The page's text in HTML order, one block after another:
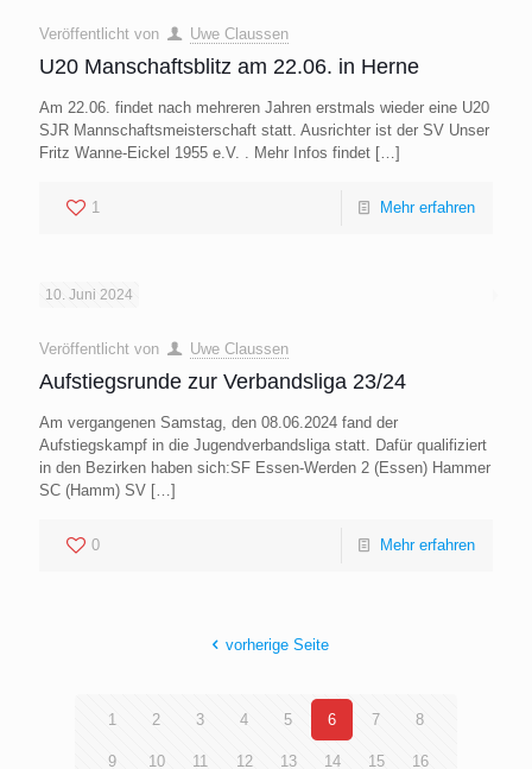
Veröffentlicht von Uwe Claussen
U20 Manschaftsblitz am 22.06. in Herne
Am 22.06. findet nach mehreren Jahren erstmals wieder eine U20
SJR Mannschaftsmeisterschaft statt. Ausrichter ist der SV Unser
Fritz Wanne-Eickel 1955 e.V. . Mehr Infos findet […]
1 Mehr erfahren
10. Juni 2024
Veröffentlicht von Uwe Claussen
Aufstiegsrunde zur Verbandsliga 23/24
Am vergangenen Samstag, den 08.06.2024 fand der
Aufstiegskampf in die Jugendverbandsliga statt. Dafür qualifiziert
in den Bezirken haben sich:SF Essen-Werden 2 (Essen) Hammer
SC (Hamm) SV […]
0 Mehr erfahren
vorherige Seite
1 2 3 4 5 6 7 8
9 10 11 12 13 14 15 16